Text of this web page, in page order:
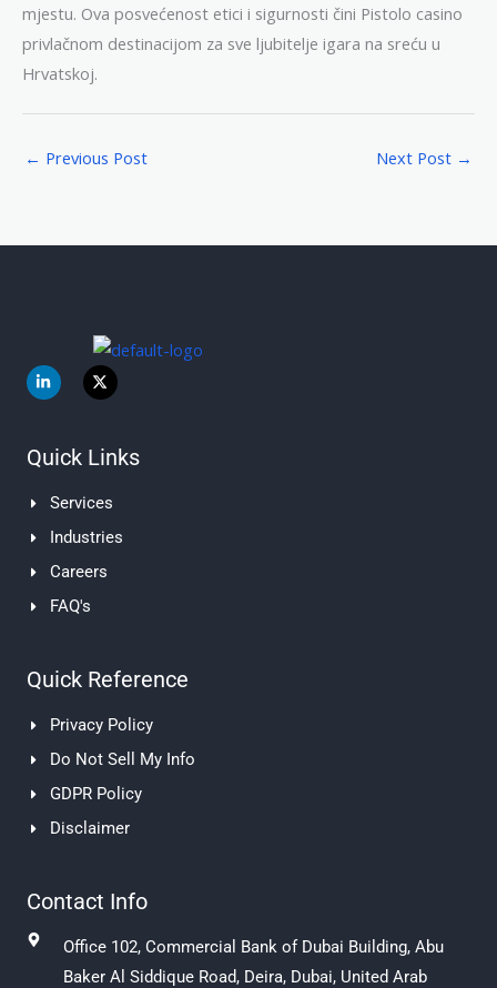
mjestu. Ova posvećenost etici i sigurnosti čini Pistolo casino
privlačnom destinacijom za sve ljubitelje igara na sreću u
Hrvatskoj.
← Previous Post Next Post →
L
i
n
d
i
X
-
t
t
t
r
Quick Links
Services
Industries
Careers
FAQ's
Quick Reference
Privacy Policy
Do Not Sell My Info
GDPR Policy
Disclaimer
Contact Info
Office 102, Commercial Bank of Dubai Building, Abu
Baker Al Siddique Road, Deira, Dubai, United Arab